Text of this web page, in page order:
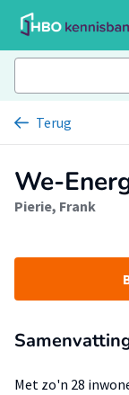
Terug
We-
Pierie, Frank
Met zo'n 28